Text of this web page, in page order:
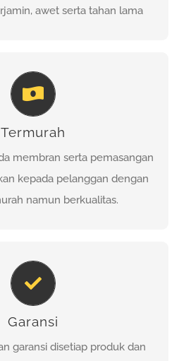
awet serta tahan lama
Termurah
membran serta pemasangan
kepada pelanggan dengan
namun berkualitas.
KOMPETITIF
membran serta pemasangan
kepada pelanggan dengan
namun berkualitas.
Garansi
garansi disetiap produk dan
KEPUASAN
garansi disetiap produk dan
membrane, kepuasan
adalah yang utama